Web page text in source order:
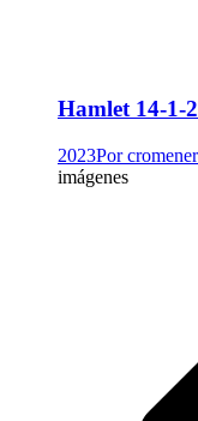
Hamlet 14-1-
2023Porcrom
imágenes